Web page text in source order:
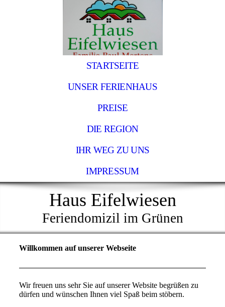
STARTSEITE
UNSER FERIENHAUS
PREISE
DIE REGION
IHR WEG ZU UNS
IMPRESSUM
Haus Eifelwiesen
Feriendomizil im Grünen
Willkommen auf unserer Webseite
Wir freuen uns sehr Sie auf unserer Website begrüßen zu
dürfen und wünschen Ihnen viel Spaß beim stöbern.